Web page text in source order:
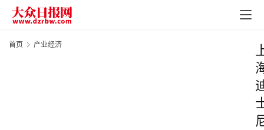
首页 产业经济